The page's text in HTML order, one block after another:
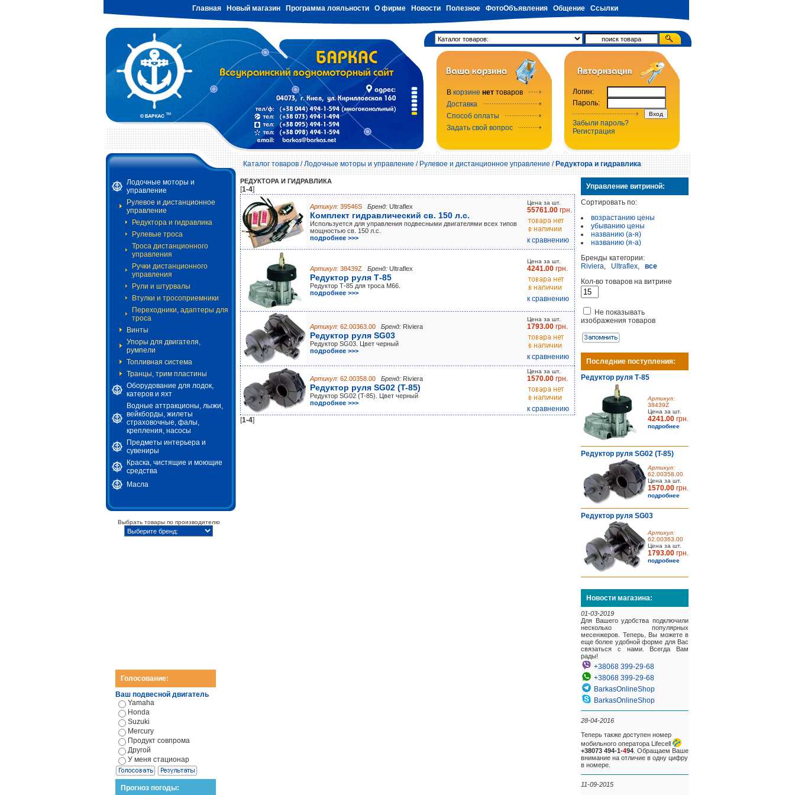
Главная Новый магазин Программа лояльности О фирме Новости Полезное ФотоОбъявления Общение Ссылки
В корзине нет товаров
Доставка
Способ оплаты
Задать свой вопрос
Логин:
Пароль:
Забыли пароль?
Регистрация
Каталог товаров/Лодочные моторы и управление/Рулевое и дистанционное управление / Редуктора и гидравлика
Лодочные моторы и
управление
Рулевое и дистанционное
управление
Редуктора и гидравлика
Рулевые троса
Троса дистанционного
управления
Ручки дистанционного
управления
Рули и штурвалы
Втулки и тросоприемники
Переходники, адаптеры для
троса
Винты
Упоры для двигателя,
румпели
Топливная система
Транцы, трим пластины
Оборудование для лодок,
катеров и яхт
Водные аттракционы, лыжи,
вейкборды, жилеты
страховочные, фалы,
крепления, насосы
Предметы интерьера и
сувениры
Краска, чистящие и моющие
средства
Масла
Выбрать товары по производителю
Голосование:
Ваш подвесной двигатель
Yamaha
Honda
Suzuki
Mercury
Продукт совпрома
Другой
У меня стационар
Прогноз погоды:
РЕДУКТОРА И ГИДРАВЛИКА
[1-4]
Артикул: 39546S Бренд: Ultraflex
Комплект гидравлический св. 150 л.с.
Используется для управления подвесными двигателями всех типов
мощностью св. 150 л.с.
подробнее >>>
Цена за шт.
55761.00 грн.
к сравнению
Артикул: 38439Z Бренд: Ultraflex
Редуктор руля Т-85
Редуктор Т-85 для троса М66.
подробнее >>>
Цена за шт.
4241.00 грн.
к сравнению
Артикул: 62.00363.00 Бренд: Riviera
Редуктор руля SG03
Редуктор SG03. Цвет черный
подробнее >>>
Цена за шт.
1793.00 грн.
к сравнению
Артикул: 62.00358.00 Бренд: Riviera
Редуктор руля SG02 (T-85)
Редуктор SG02 (T-85). Цвет черный
подробнее >>>
Цена за шт.
1570.00 грн.
к сравнению
[1-4]
Управление витриной:
Сортировать по:
возрастанию цены
убыванию цены
названию (а-я)
названию (я-а)
Бренды категории:
Riviera, Ultraflex, все
Кол-во товаров на витрине
Не показывать
изображения товаров
Последние поступления:
Редуктор руля Т-85
Артикул:
38439Z
Цена за шт.
4241.00 грн.
подробнее
Редуктор руля SG02 (T-85)
Артикул:
62.00358.00
Цена за шт.
1570.00 грн.
подробнее
Редуктор руля SG03
Артикул:
62.00363.00
Цена за шт.
1793.00 грн.
подробнее
Новости магазина:
01-03-2019
Для Вашего удобства подключили
несколько популярных
месенжеров. Теперь, Вы можете в
еще более удобной форме для Вас
связаться с нами. Всегда Вам
рады!
+38068 399-29-68
+38068 399-29-68
BarkasOnlineShop
BarkasOnlineShop
28-04-2016
Теперь также доступен номер
мобильного оператора Lifecell
+38073 494-1-494 . Обращаем Ваше
внимание на отличие в одну цифру
в номере.
11-09-2015